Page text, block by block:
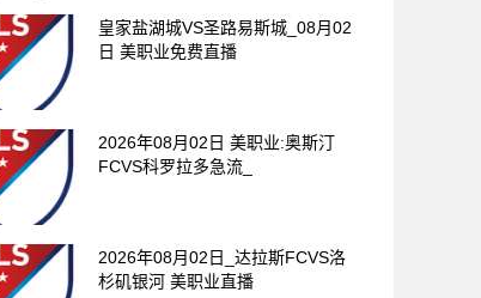
皇家盐湖城VS圣路易斯城_08月02
日 美职业免费直播
2026年08月02日 美职业:奥斯汀
FCVS科罗拉多急流_
2026年08月02日_达拉斯FCVS洛
杉矶银河 美职业直播